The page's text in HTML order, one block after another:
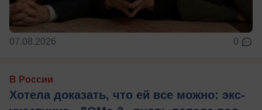
07.08.2026 0
В России
Хотела доказать, что ей все можно: экс-